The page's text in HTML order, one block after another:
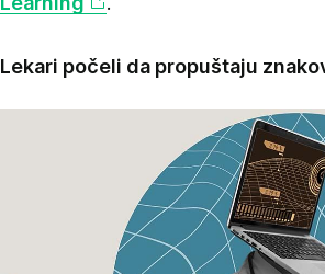
Lekari počeli da propuštaju